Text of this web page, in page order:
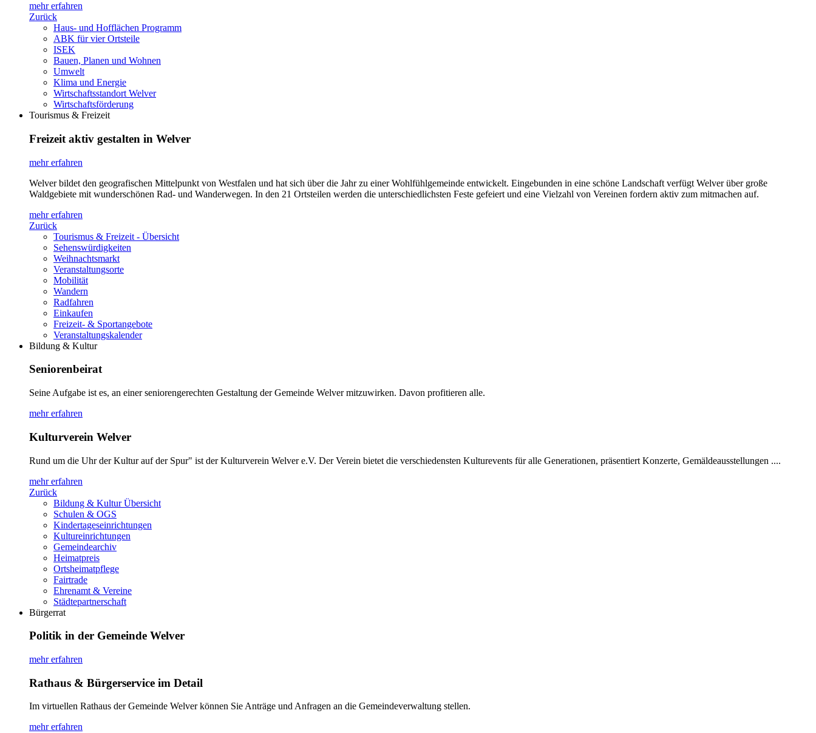
mehr erfahren
Zurück
Haus- und Hofflächen Programm
ABK für vier Ortsteile
ISEK
Bauen, Planen und Wohnen
Umwelt
Klima und Energie
Wirtschaftsstandort Welver
Wirtschaftsförderung
Tourismus & Freizeit
Freizeit aktiv gestalten in Welver
mehr erfahren
Welver bildet den geografischen Mittelpunkt von Westfalen und hat sich über die Jahr zu einer Wohlfühlgemeinde entwickelt. Eingebunden in eine schöne Landschaft verfügt Welver über große
Waldgebiete mit wunderschönen Rad- und Wanderwegen. In den 21 Ortsteilen werden die unterschiedlichsten Feste gefeiert und eine Vielzahl von Vereinen fordern aktiv zum mitmachen auf.
mehr erfahren
Zurück
Tourismus & Freizeit - Übersicht
Sehenswürdigkeiten
Weihnachtsmarkt
Veranstaltungsorte
Mobilität
Wandern
Radfahren
Einkaufen
Freizeit- & Sportangebote
Veranstaltungskalender
Bildung & Kultur
Seniorenbeirat
Seine Aufgabe ist es, an einer seniorengerechten Gestaltung der Gemeinde Welver mitzuwirken. Davon profitieren alle.
mehr erfahren
Kulturverein Welver
Rund um die Uhr der Kultur auf der Spur" ist der Kulturverein Welver e.V. Der Verein bietet die verschiedensten Kulturevents für alle Generationen, präsentiert Konzerte, Gemäldeausstellungen ....
mehr erfahren
Zurück
Bildung & Kultur Übersicht
Schulen & OGS
Kindertageseinrichtungen
Kultureinrichtungen
Gemeindearchiv
Heimatpreis
Ortsheimatpflege
Fairtrade
Ehrenamt & Vereine
Städtepartnerschaft
Bürgerrat
Politik in der Gemeinde Welver
mehr erfahren
Rathaus & Bürgerservice im Detail
Im virtuellen Rathaus der Gemeinde Welver können Sie Anträge und Anfragen an die Gemeindeverwaltung stellen.
mehr erfahren